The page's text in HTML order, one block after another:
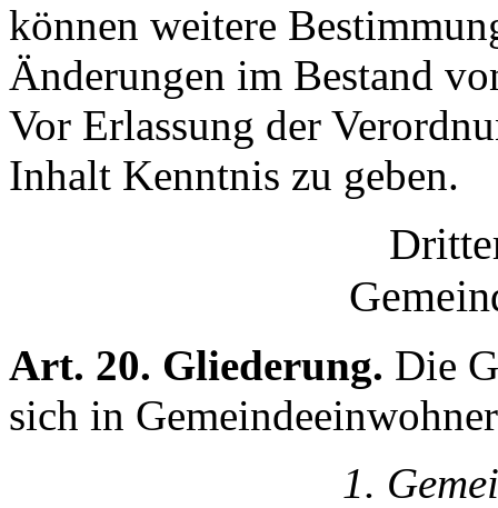
können weitere
Änderungen im Bestand
Vor Erlassung der
Inhalt Kenntnis zu geben.
Art. 20. Gliederung. Die
sich in
1.